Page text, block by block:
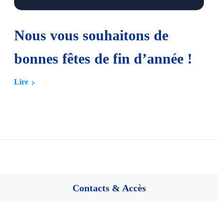
Nous vous souhaitons de
bonnes fêtes de fin d’année !
Lire
Contacts & Accès